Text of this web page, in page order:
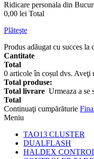
Ridicare personala din
0,00 lei Total
Plăteşte
Produs adăugat cu succes la
Cantitate
Total
0 articole în coșul dvs. Aveţi
Total produse:
Total livrare Urmeaza a se
Total
Continuaţi cumpărăturie
Meniu
TAO13 CLUSTER
DUALFLASH
HALDEX